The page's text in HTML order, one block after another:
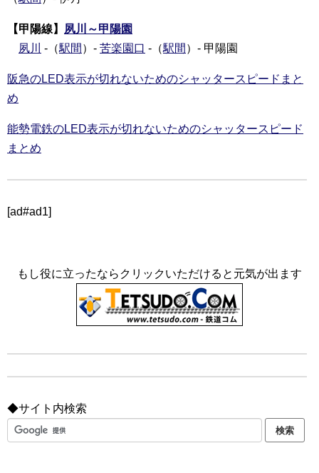
【甲陽線】
夙川～甲陽園
夙川
-（駅間 ）- 苦楽園口 -（駅間 ）- 甲陽園
阪急のLED表示が切れないためのシャッタースピードまと
め
能勢電鉄のLED表示が切れないためのシャッタースピード
まとめ
[ad#ad1]
もし役に立ったならクリックいただけると元気が出ます
◆サイト内検索